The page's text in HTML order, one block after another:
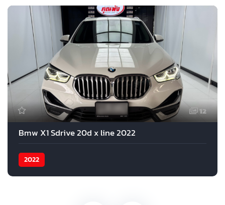
12
Bmw X1 Sdrive 20d x line 2022
2022